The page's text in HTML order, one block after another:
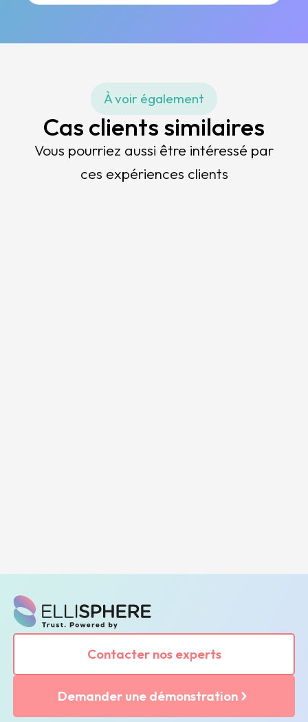
À voir également
Cas clients similaires
Vous pourriez aussi être intéressé par
ces expériences clients
Contacter nos experts
Demander une démonstration